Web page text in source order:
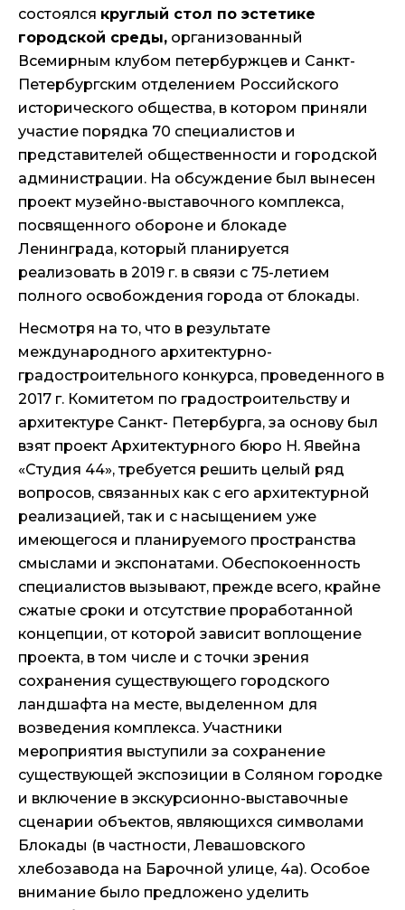
состоялся круглый стол по эстетике
городской среды, организованный
Всемирным клубом петербуржцев и Санкт-
Петербургским отделением Российского
исторического общества, в котором приняли
участие порядка 70 специалистов и
представителей общественности и городской
администрации. На обсуждение был вынесен
проект музейно-выставочного комплекса,
посвященного обороне и блокаде
Ленинграда, который планируется
реализовать в 2019 г. в связи с 75-летием
полного освобождения города от блокады.
Несмотря на то, что в результате
международного архитектурно-
градостроительного конкурса, проведенного в
2017 г. Комитетом по градостроительству и
архитектуре Санкт- Петербурга, за основу был
взят проект Архитектурного бюро Н. Явейна
«Студия 44», требуется решить целый ряд
вопросов, связанных как с его архитектурной
реализацией, так и с насыщением уже
имеющегося и планируемого пространства
смыслами и экспонатами. Обеспокоенность
специалистов вызывают, прежде всего, крайне
сжатые сроки и отсутствие проработанной
концепции, от которой зависит воплощение
проекта, в том числе и с точки зрения
сохранения существующего городского
ландшафта на месте, выделенном для
возведения комплекса. Участники
мероприятия выступили за сохранение
существующей экспозиции в Соляном городке
и включение в экскурсионно-выставочные
сценарии объектов, являющихся символами
Блокады (в частности, Левашовского
хлебозавода на Барочной улице, 4а). Особое
внимание было предложено уделить